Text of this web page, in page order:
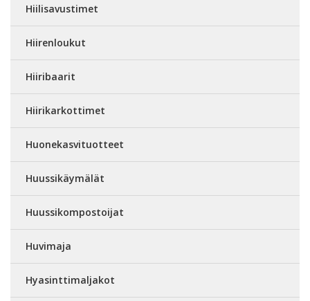
Hiilisavustimet
Hiirenloukut
Hiiribaarit
Hiirikarkottimet
Huonekasvituotteet
Huussikäymälät
Huussikompostoijat
Huvimaja
Hyasinttimaljakot